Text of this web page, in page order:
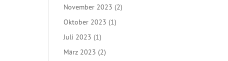
November 2023 (2)
Oktober 2023 (1)
Juli 2023 (1)
März 2023 (2)